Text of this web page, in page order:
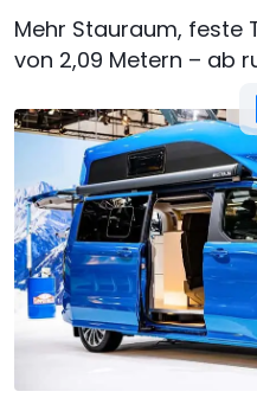
Mehr Stauraum, feste
von 2,09 Metern – ab
Bild von:Ford
Von:Fabian Grass
Aktualisiert: 29. Aug.
Update vom 29.
Premiere auf dem